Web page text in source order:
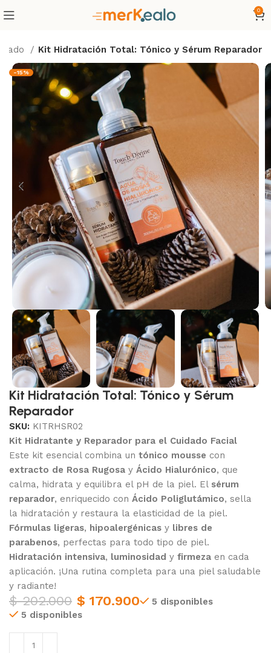
0
Kit Hidratación Total: Tónico y Sérum Reparador
-15%
Kit Hidratación Total: Tónico y Sérum
Reparador
SKU: KITRHSR02
Kit Hidratante y Reparador para el Cuidado Facial
Este kit esencial combina untónico mousse con
extracto de Rosa Rugosa yÁcido Hialurónico, que
calma, hidrata y equilibra el pH de la piel. El sérum
reparador, enriquecido conÁcido Poliglutámico, sella
la hidratación y restaura la elasticidad de la piel.
Fórmulas ligeras, hipoalergénicas y libres de
parabenos, perfectas para todo tipo de piel.
Hidratación intensiva, luminosidad yfirmeza en cada
aplicación. ¡Una rutina completa para una piel saludable
y radiante!
$202.000 $ 170.900
5 disponibles
5 disponibles